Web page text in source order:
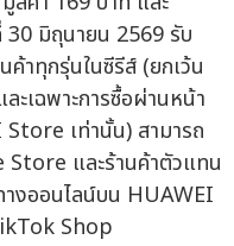
30 มิถุนายน 2569 รับ
าทุกรุ่นในซีรีส์ (ยกเว้น
ะเฉพาะการซื้อผ่านหน้า
Store เท่านั้น) สามารถ
และร้านค้าตัวแทน
งออนไลน์บน HUAWEI
Shop